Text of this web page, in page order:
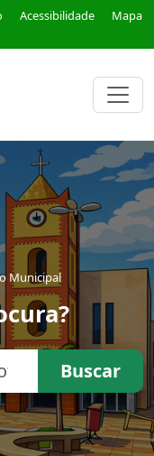
Acessibilidade
Mapa
Municipal
Buscar